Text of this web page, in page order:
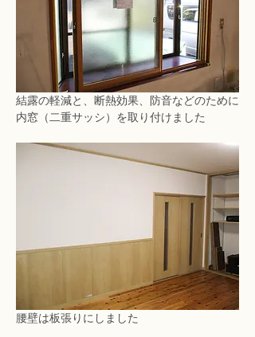
結露の軽減と、断熱効果、防音などのために
内窓（二重サッシ）を取り付けました
腰壁は板張りにしました